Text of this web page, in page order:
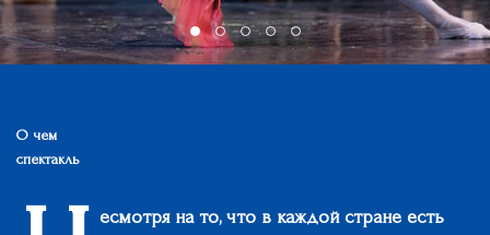
О чем
спектакль
есмотря на то, что в каждой стране есть